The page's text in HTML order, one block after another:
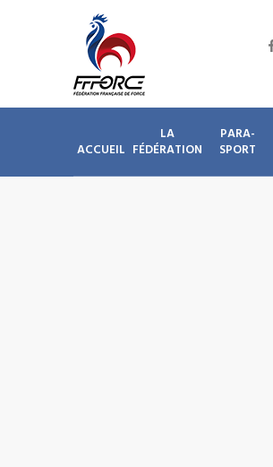
ACCUEIL
LA
FÉDÉRATION
PARA-
SPORT